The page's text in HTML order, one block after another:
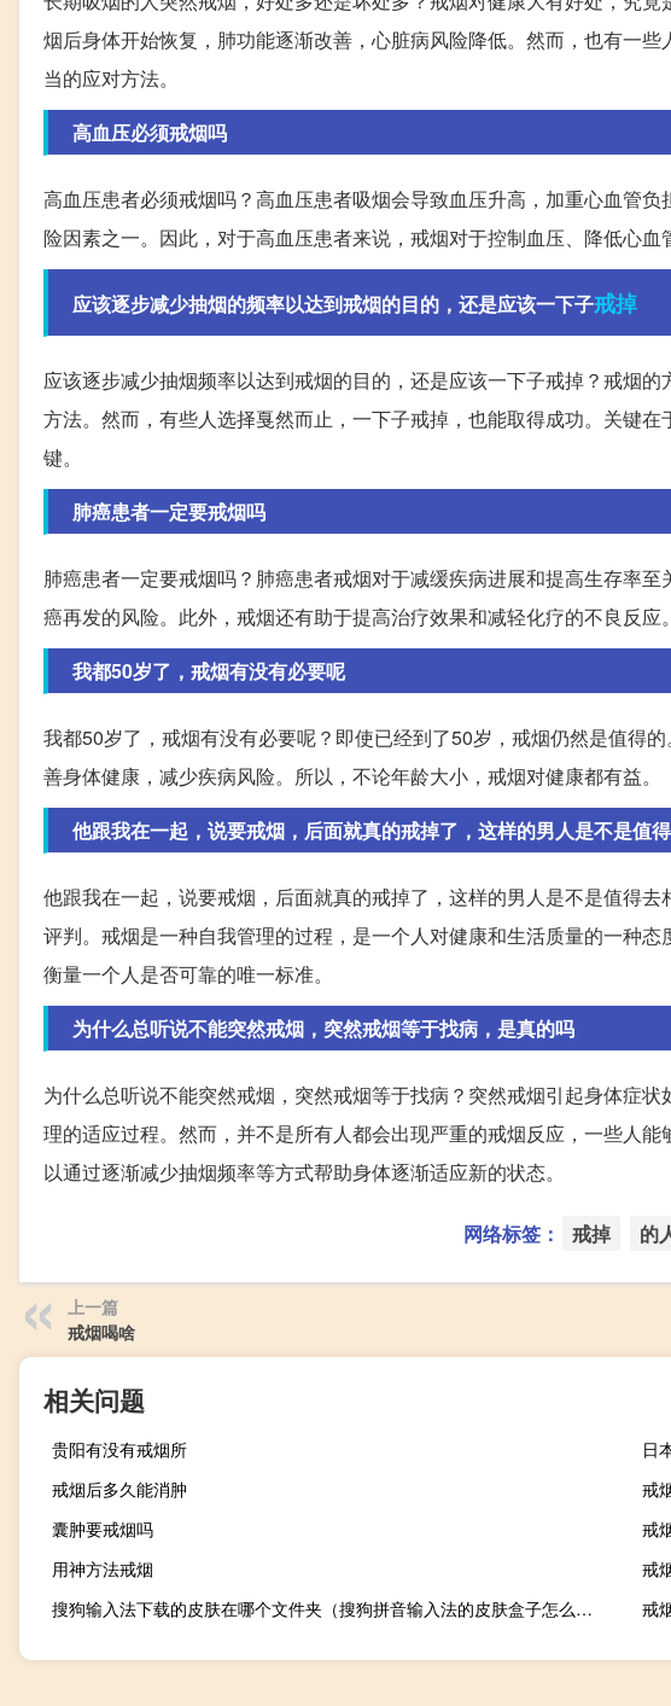
烟后身体开始恢复，肺功能逐渐改善，心脏病风险降低。然而，也有一
当的应对方法。
高血压必须戒烟吗
高血压患者必须戒烟吗？高血压患者吸烟会导致血压升高，加重心血管
险因素之一。因此，对于高血压患者来说，戒烟对于控制血压、降低心血
应该逐步减少抽烟的频率以达到戒烟的目的，还是应该一下子戒掉
应该逐步减少抽烟频率以达到戒烟的目的，还是应该一下子戒掉？戒烟
方法。然而，有些人选择戛然而止，一下子戒掉，也能取得成功。关键
键。
肺癌患者一定要戒烟吗
肺癌患者一定要戒烟吗？肺癌患者戒烟对于减缓疾病进展和提高生存率
癌再发的风险。此外，戒烟还有助于提高治疗效果和减轻化疗的不良反应。
我都50岁了，戒烟有没有必要呢
我都50岁了，戒烟有没有必要呢？即使已经到了50岁，戒烟仍然是值得
善身体健康，减少疾病风险。所以，不论年龄大小，戒烟对健康都有益。
他跟我在一起，说要戒烟，后面就真的戒掉了，这样的男人是不是值
他跟我在一起，说要戒烟，后面就真的戒掉了，这样的男人是不是值得
评判。戒烟是一种自我管理的过程，是一个人对健康和生活质量的一种
衡量一个人是否可靠的唯一标准。
为什么总听说不能突然戒烟，突然戒烟等于找病，是真的吗
为什么总听说不能突然戒烟，突然戒烟等于找病？突然戒烟引起身体症
理的适应过程。然而，并不是所有人都会出现严重的戒烟反应，一些人
以通过逐渐减少抽烟频率等方式帮助身体逐渐适应新的状态。
网络标签： 戒掉 的
上一篇
戒烟喝啥
相关问题
贵阳有没有戒烟所
日
戒烟后多久能消肿
戒
囊肿要戒烟吗
戒
用神方法戒烟
戒
搜狗输入法下载的皮肤在哪个文件夹（搜狗拼音输入法的皮肤盒子怎么下载）
戒